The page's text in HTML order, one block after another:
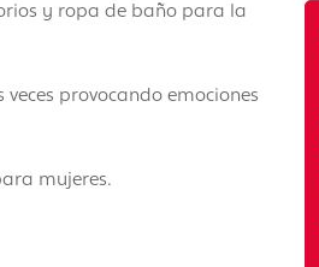
y ropa de baño para la
provocando emociones
mujeres.